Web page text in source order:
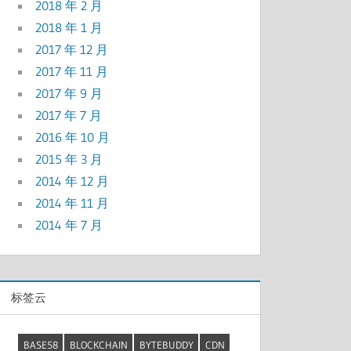
2018 年 2 月
2018 年 1 月
2017 年 12 月
2017 年 11 月
2017 年 9 月
2017 年 7 月
2016 年 10 月
2015 年 3 月
2014 年 12 月
2014 年 11 月
2014 年 7 月
标签云
BASE58 BLOCKCHAIN BYTEBUDDY CDN